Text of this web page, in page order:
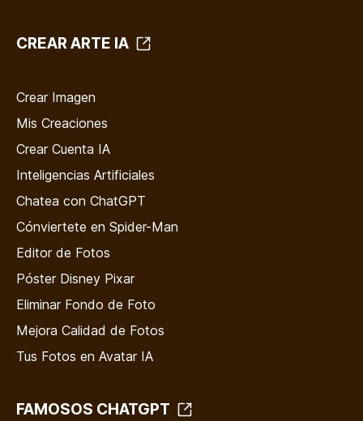
CREAR ARTE IA
Crear Imagen
Mis Creaciones
Crear Cuenta IA
Inteligencias Artificiales
Chatea con ChatGPT
Cónviertete en Spider-Man
Editor de Fotos
Póster Disney Pixar
Eliminar Fondo de Foto
Mejora Calidad de Fotos
Tus Fotos en Avatar IA
FAMOSOS CHATGPT